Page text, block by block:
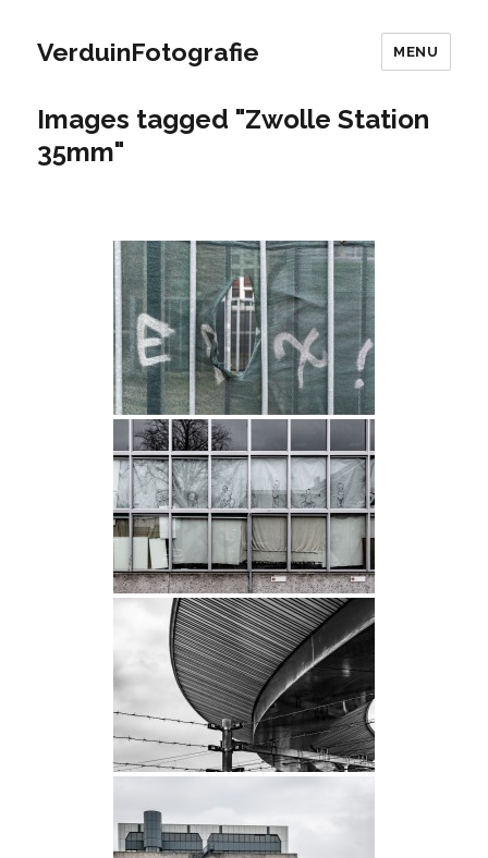
VerduinFotografie MENU
Images tagged "Zwolle Station
35mm"